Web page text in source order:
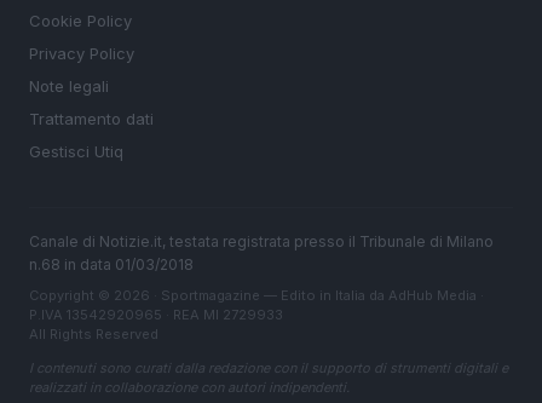
Cookie Policy
Privacy Policy
Note legali
Trattamento dati
Gestisci Utiq
Canale di Notizie.it, testata registrata presso il Tribunale di Milano
n.68 in data 01/03/2018
Copyright © 2026 · Sportmagazine — Edito in Italia da AdHub Media
P.IVA 13542920965 · REA MI 2729933
All Rights Reserved
I contenuti sono curati dalla redazione con il supporto di strumenti digitali e
realizzati in collaborazione con autori indipendenti.